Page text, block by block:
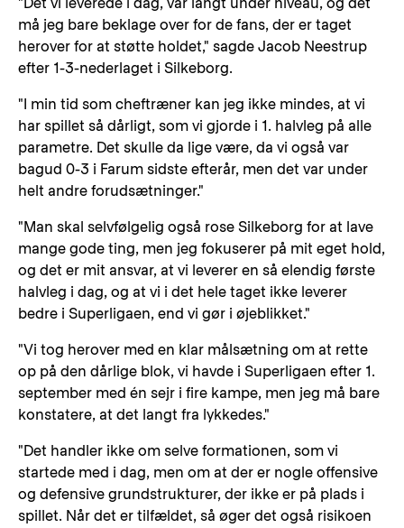
må jeg bare beklage over for de fans, der er taget
herover for at støtte holdet," sagde Jacob Neestrup
efter 1-3-nederlaget i Silkeborg.
"I min tid som cheftræner kan jeg ikke mindes, at vi
har spillet så dårligt, som vi gjorde i 1. halvleg på alle
parametre. Det skulle da lige være, da vi også var
bagud 0-3 i Farum sidste efterår, men det var under
helt andre forudsætninger."
"Man skal selvfølgelig også rose Silkeborg for at lave
mange gode ting, men jeg fokuserer på mit eget hold,
og det er mit ansvar, at vi leverer en så elendig første
halvleg i dag, og at vi i det hele taget ikke leverer
bedre i Superligaen, end vi gør i øjeblikket."
"Vi tog herover med en klar målsætning om at rette
op på den dårlige blok, vi havde i Superligaen efter 1.
september med én sejr i fire kampe, men jeg må bare
konstatere, at det langt fra lykkedes."
"Det handler ikke om selve formationen, som vi
startede med i dag, men om at der er nogle offensive
og defensive grundstrukturer, der ikke er på plads i
spillet. Når det er tilfældet, så øger det også risikoen